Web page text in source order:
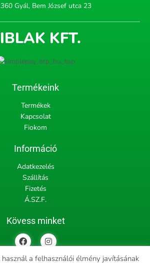
Gyál, Bem József utca 23
KFT.
Termékeink
Termékek
Kapcsolat
Fiokom
Információ
Adatkezelés
Szállítás
Fizetés
Á.SZ.F.
Kövess minket
F
a
c
I
n
a felhasználói élmény javításának